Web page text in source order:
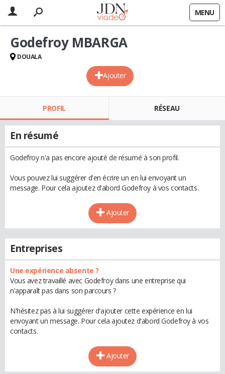
MENU
Ajouter
Godefroy MBARGA
DOUALA
PROFIL RÉSEAU
En résumé
Godefroy n'a pas encore ajouté de résumé à son profil.
Vous pouvez lui suggérer d'en écrire un en lui envoyant un
message. Pour cela ajoutez d'abord Godefroy à vos contacts.
Ajouter
Entreprises
Une expérience absente ?
Vous avez travaillé avec Godefroy dans une entreprise qui
n'apparaît pas dans son parcours ?
N'hésitez pas à lui suggérer d'ajouter cette expérience en lui
envoyant un message. Pour cela ajoutez d'abord Godefroy à vos
contacts.
Ajouter